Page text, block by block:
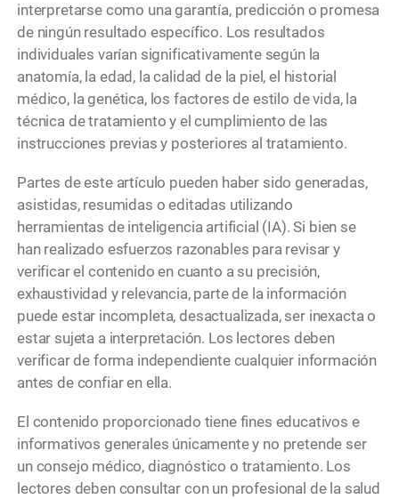
interpretarse como una garantía, predicción o promesa
de ningún resultado específico. Los resultados
individuales varían significativamente según la
anatomía, la edad, la calidad de la piel, el historial
médico, la genética, los factores de estilo de vida, la
técnica de tratamiento y el cumplimiento de las
instrucciones previas y posteriores al tratamiento.
Partes de este artículo pueden haber sido generadas,
asistidas, resumidas o editadas utilizando
herramientas de inteligencia artificial (IA). Si bien se
han realizado esfuerzos razonables para revisar y
verificar el contenido en cuanto a su precisión,
exhaustividad y relevancia, parte de la información
puede estar incompleta, desactualizada, ser inexacta o
estar sujeta a interpretación. Los lectores deben
verificar de forma independiente cualquier información
antes de confiar en ella.
El contenido proporcionado tiene fines educativos e
informativos generales únicamente y no pretende ser
un consejo médico, diagnóstico o tratamiento. Los
lectores deben consultar con un profesional de la salud